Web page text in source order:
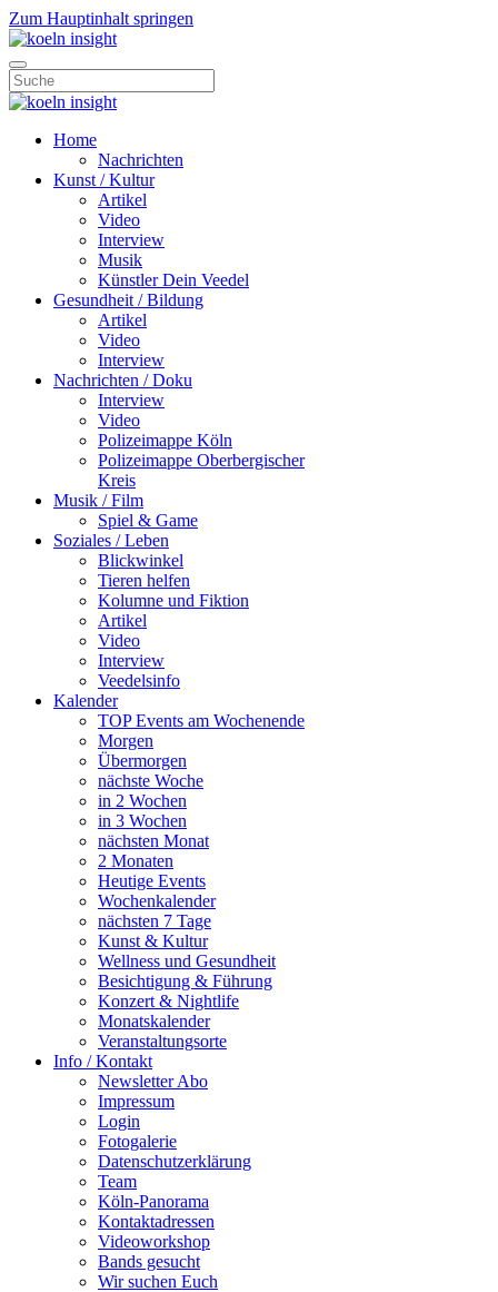
Zum Hauptinhalt springen
Home
Nachrichten
Kunst / Kultur
Artikel
Video
Interview
Musik
Künstler Dein Veedel
Gesundheit / Bildung
Artikel
Video
Interview
Nachrichten / Doku
Interview
Video
Polizeimappe Köln
Polizeimappe Oberbergischer
Kreis
Musik / Film
Spiel & Game
Soziales / Leben
Blickwinkel
Tieren helfen
Kolumne und Fiktion
Artikel
Video
Interview
Veedelsinfo
Kalender
TOP Events am Wochenende
Morgen
Übermorgen
nächste Woche
in 2 Wochen
in 3 Wochen
nächsten Monat
2 Monaten
Heutige Events
Wochenkalender
nächsten 7 Tage
Kunst & Kultur
Wellness und Gesundheit
Besichtigung & Führung
Konzert & Nightlife
Monatskalender
Veranstaltungsorte
Info / Kontakt
Newsletter Abo
Impressum
Login
Fotogalerie
Datenschutzerklärung
Team
Köln-Panorama
Kontaktadressen
Videoworkshop
Bands gesucht
Wir suchen Euch